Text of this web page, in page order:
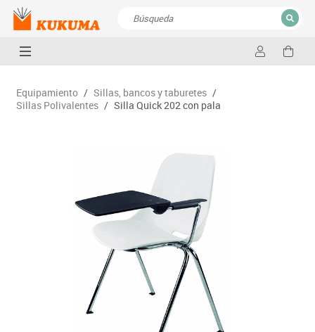
CERRAR
Equipamiento / Sillas, bancos y taburetes /
Sillas Polivalentes / Silla Quick 202 con pala